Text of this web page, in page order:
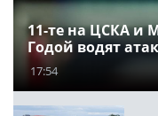
11-те на ЦСКА и
Годой водят
17:54